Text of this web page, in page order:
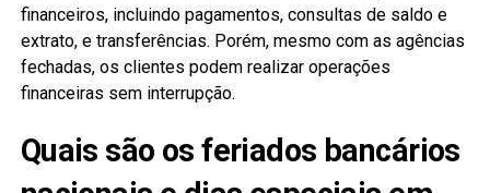
financeiros, incluindo pagamentos, consultas de saldo e
extrato, e transferências. Porém, mesmo com as agências
fechadas, os clientes podem realizar operações
financeiras sem interrupção.
Quais são os feriados bancários